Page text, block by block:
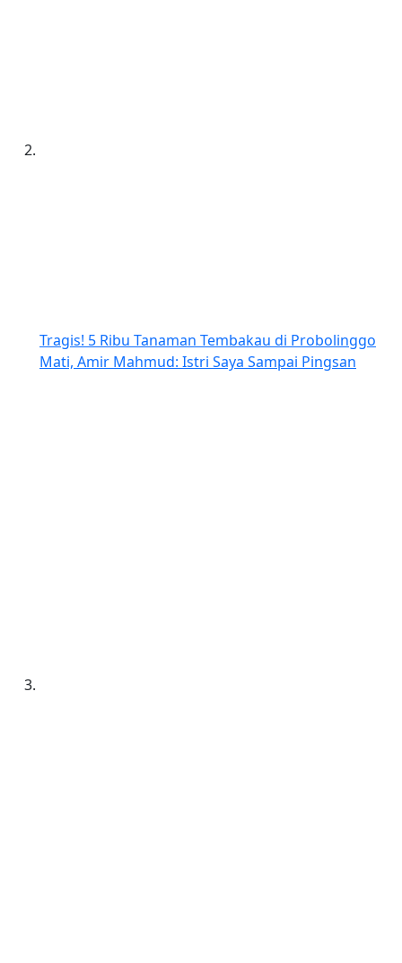
Tragis! 5 Ribu Tanaman Tembakau di Probolinggo
Mati, Amir Mahmud: Istri Saya Sampai Pingsan